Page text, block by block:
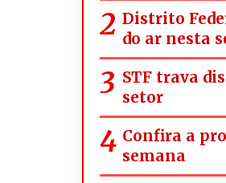
Distrito
do ar nesta
STF trava
setor
Confira a
semana